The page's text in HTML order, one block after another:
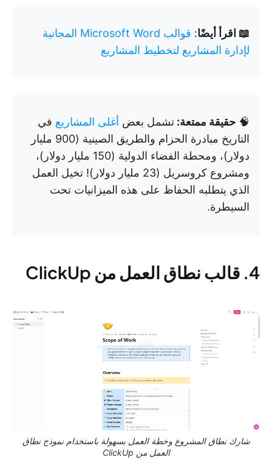
📖 اقرأ أيضًا:
قوالب Microsoft Word المجانية
لإدارة المشاريع لتخطيط المشاريع
🧠 حقيقة ممتعة: تشمل بعض أغلى المشاريع في
التاريخ مبادرة الحزام والطريق الصينية (900 مليار
دولار)، ومحطة الفضاء الدولية (150 مليار دولار)،
ومشروع كروسريل (23 مليار دولار)! تخيل العمل
الذي يتطلبه الحفاظ على هذه الميزانيات تحت
السيطرة.
4. قالب نطاق العمل من ClickUp
شارك نطاق المشروع وخطة العمل بسهولة باستخدام نموذج نطاق
العمل من ClickUp